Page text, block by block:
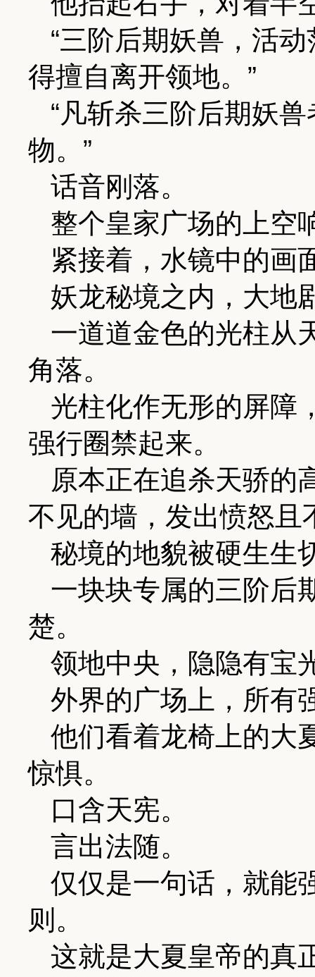
“三阶后期妖兽，活
得擅自离开领地。”
“凡斩杀三阶后期妖
物。”
话音刚落。
整个皇家广场的上空
紧接着，水镜中的画
妖龙秘境之内，大地
一道道金色的光柱从
角落。
光柱化作无形的屏障
强行圈禁起来。
原本正在追杀天骄的
不见的墙，发出愤怒且
秘境的地貌被硬生生
一块块专属的三阶后
楚。
领地中央，隐隐有宝
外界的广场上，所有
他们看着龙椅上的大
惊惧。
口含天宪。
言出法随。
仅仅是一句话，就能
则。
这就是大夏皇帝的真